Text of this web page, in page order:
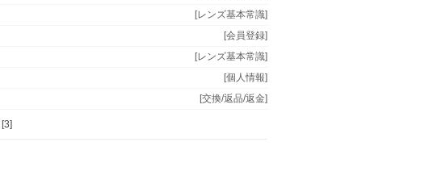
[レンズ基本常識]
[会員登録]
[レンズ基本常識]
[個人情報]
[交換/返品/返金]
[3]